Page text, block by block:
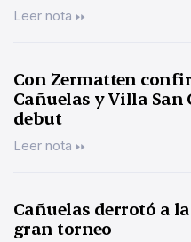
Leer nota
Con Zermatten
Cañuelas y Villa San
debut
Leer nota
Cañuelas derrotó a
gran torneo